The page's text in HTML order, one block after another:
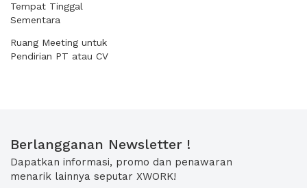
Tempat Tinggal
Sementara
Ruang Meeting untuk
Pendirian PT atau CV
Berlangganan Newsletter !
Dapatkan informasi, promo dan penawaran
menarik lainnya seputar XWORK!